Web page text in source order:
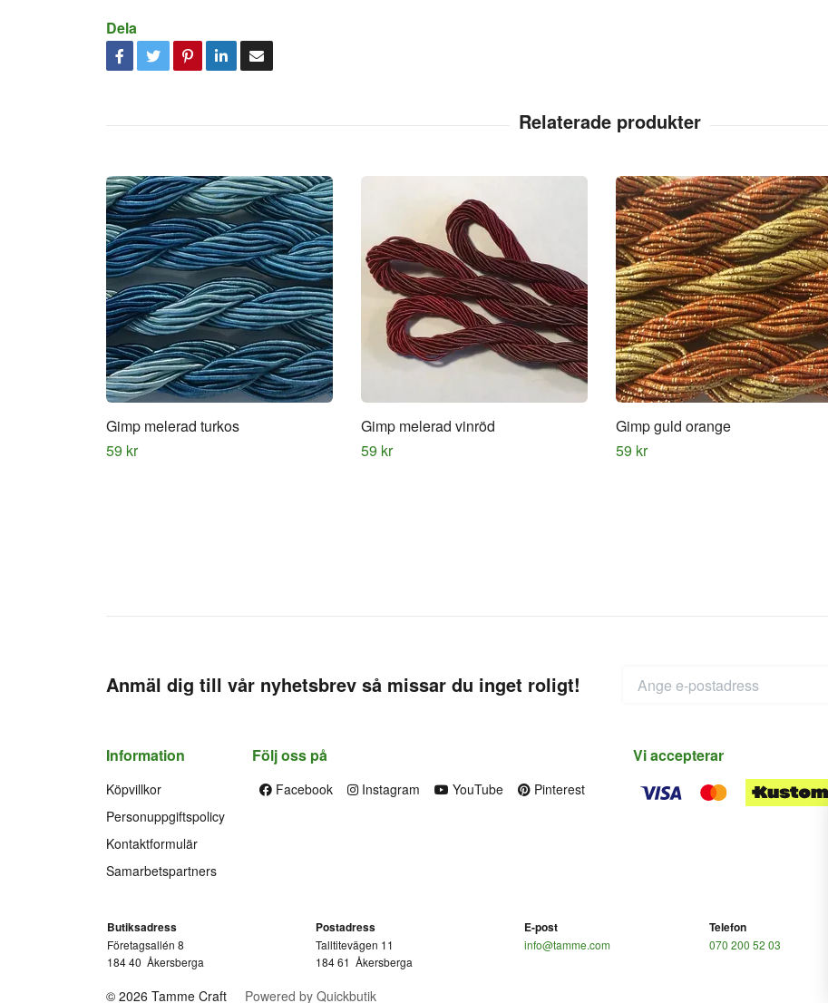
Dela
Gimp melerad turkos
59 kr
Gimp melerad vinröd
59 kr
Gimp guld orange
59 kr
Anmäl dig till vår nyhetsbrev så missar du inget roligt!
Information
Köpvillkor
Personuppgiftspolicy
Kontaktformulär
Samarbetspartners
Följ oss på
Facebook Instagram YouTube Pinterest
Vi accepterar
Butiksadress
Företagsallén 8
184 40 Åkersberga
Postadress
Talltitevägen 11
184 61 Åkersberga
E-post
info@tamme.com
Telefon
070 200 52 03
© 2026 Tamme Craft Powered by Quickbutik